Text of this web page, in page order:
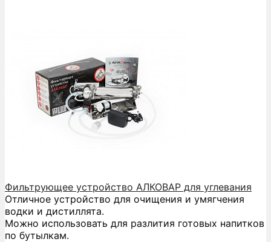
Фильтрующее устройство АЛКОВАР для углевания
Отличное устройство для очищения и умягчения
водки и дистиллята.
Можно использовать для разлития готовых напитков
по бутылкам.